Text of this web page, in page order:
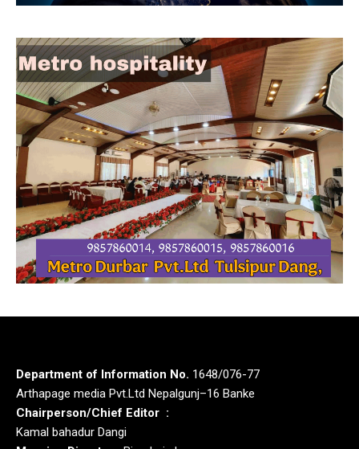
Department of Information No. 1648/076-77
Arthapage media Pvt.Ltd Nepalgunj–16 Banke
Chairperson/Chief Editor :
Kamal bahadur Dangi